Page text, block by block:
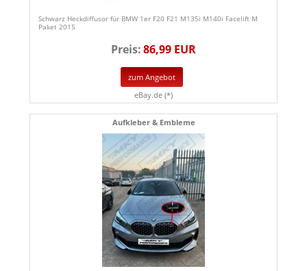
Schwarz Heckdiffusor für BMW 1er F20 F21 M135i M140i Facelift M
Paket 2015
Preis:86,99 EUR
zum Angebot
eBay.de (*)
Aufkleber & Embleme